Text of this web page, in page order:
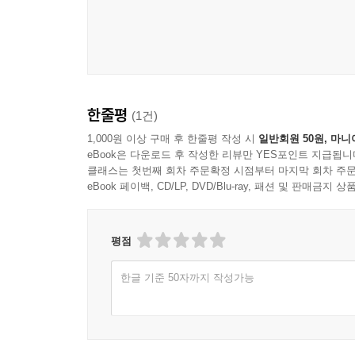
한줄평 (1건)
1,000원 이상 구매 후 한줄평 작성 시 일반회원 50원, 마니
eBook은 다운로드 후 작성한 리뷰만 YES포인트 지급됩니
클래스는 첫번째 회차 주문확정 시점부터 마지막 회차 주
eBook 페이백, CD/LP, DVD/Blu-ray, 패션 및 판매금지 상
평점
한글 기준 50자까지 작성가능